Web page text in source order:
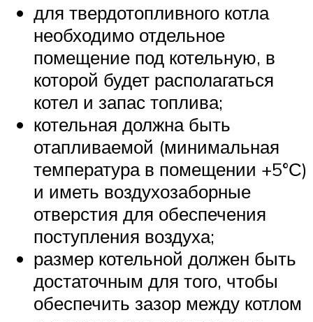
для твердотопливного котла
необходимо отдельное
помещение под котельную, в
которой будет располагаться
котел и запас топлива;
котельная должна быть
отапливаемой (минимальная
температура в помещении +5°С)
и иметь воздухозаборные
отверстия для обеспечения
поступления воздуха;
размер котельной должен быть
достаточным для того, чтобы
обеспечить зазор между котлом